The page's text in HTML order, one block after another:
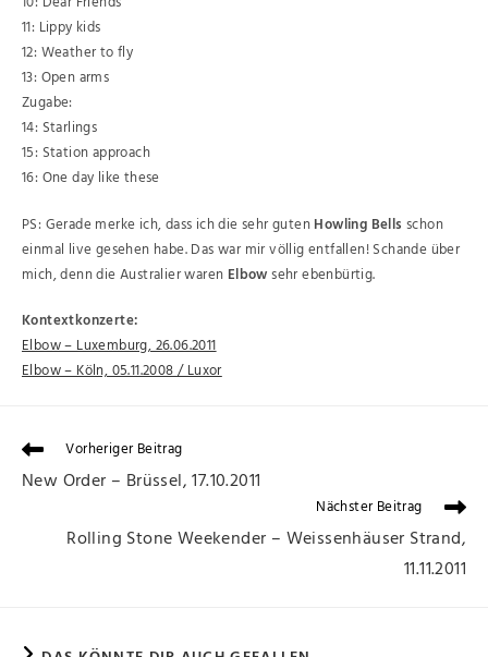
11: Lippy kids
12: Weather to fly
13: Open arms
Zugabe:
14: Starlings
15: Station approach
16: One day like these
PS: Gerade merke ich, dass ich die sehr gutenHowling Bells schon
einmal live gesehen habe. Das war mir völlig entfallen! Schande über
mich, denn die Australier waren Elbowsehr ebenbürtig.
Kontextkonzerte:
Elbow – Luxemburg, 26.06.2011
Elbow – Köln, 05.11.2008 / Luxor
Vorheriger Beitrag
New Order – Brüssel, 17.10.2011
Nächster Beitrag
Rolling Stone Weekender – Weissenhäuser Strand,
11.11.2011